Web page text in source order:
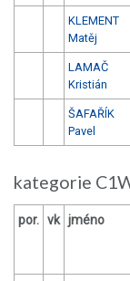
KLEMENT
Matěj
LAMAČ
Kristián
ŠAFAŘÍK
Pavel
kategorie
por. vk jméno